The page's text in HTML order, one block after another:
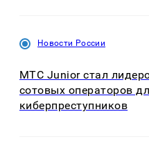
Новости России
МТС Junior стал
сотовых операторов
киберпреступников